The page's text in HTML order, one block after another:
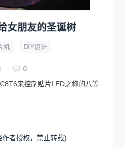
女朋友的圣诞树
机 DIY设计
0
来控制贴片LED之称的八等
作者授权，禁止转载)